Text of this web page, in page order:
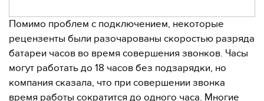
Помимо проблем с подключением, некоторые
рецензенты были разочарованы скоростью разряда
батареи часов во время совершения звонков. Часы
могут работать до 18 часов без подзарядки, но
компания сказала, что при совершении звонка
время работы сократится до одного часа. Многие